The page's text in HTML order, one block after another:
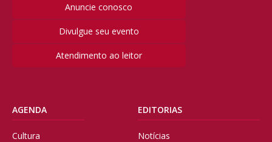
Anuncie conosco
Divulgue seu evento
Atendimento ao leitor
AGENDA
Cultura
EDITORIAS
Notícias